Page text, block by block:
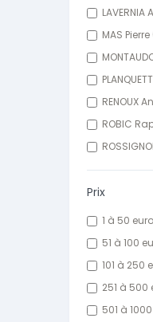
MAS Pierre
RENOUX
ROBIC
Prix
1 à 50
51 à 100
101 à 250
251 à 500
501 à